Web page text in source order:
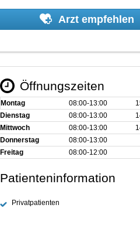
Arzt empfehlen
Öffnungszeiten
Montag 08:00‑13:00
Dienstag
08:00‑13:00
Mittwoch
08:00‑13:00
Donnerstag
08:00‑13:00
Freitag
08:00‑12:00
Patienteninformation
Privatpatienten